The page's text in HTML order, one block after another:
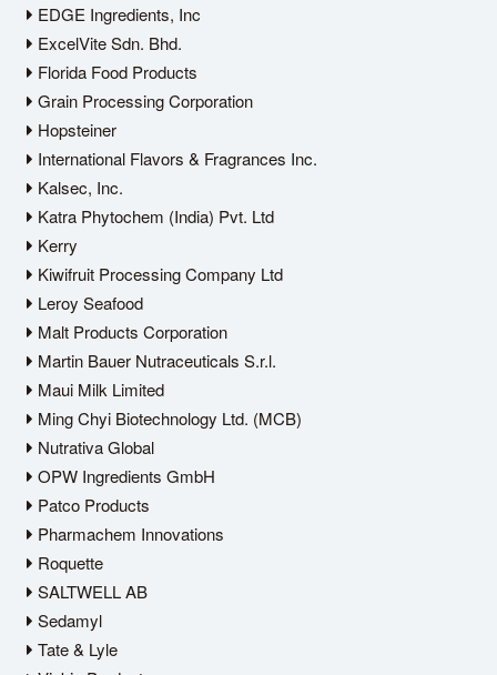
EDGE Ingredients, Inc
ExcelVite Sdn. Bhd.
Florida Food Products
Grain Processing Corporation
Hopsteiner
International Flavors & Fragrances Inc.
Kalsec, Inc.
Katra Phytochem (India) Pvt. Ltd
Kerry
Kiwifruit Processing Company Ltd
Leroy Seafood
Malt Products Corporation
Martin Bauer Nutraceuticals S.r.l.
Maui Milk Limited
Ming Chyi Biotechnology Ltd. (MCB)
Nutrativa Global
OPW Ingredients GmbH
Patco Products
Pharmachem Innovations
Roquette
SALTWELL AB
Sedamyl
Tate & Lyle